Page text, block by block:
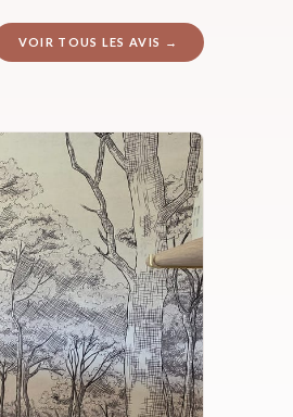
VOIR TOUS LES AVIS →